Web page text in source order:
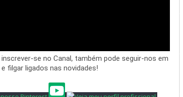
se no Canal, também pode seguir-nos em
filgar ligados nas novidades!